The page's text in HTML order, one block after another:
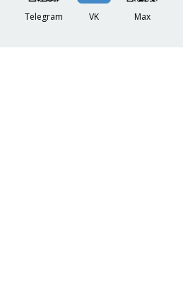
Telegram VK Max